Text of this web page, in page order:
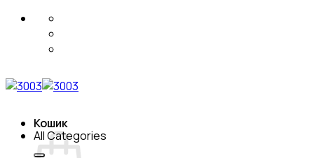
Кошик
All Categories